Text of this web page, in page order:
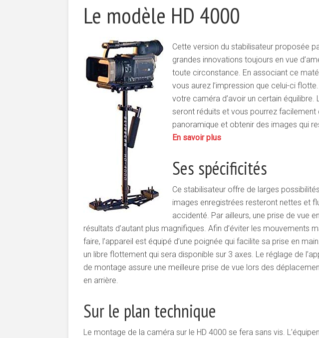
Le modèle HD 4000
Cette version du stabilisateur proposée
grandes innovations toujours en vue
toute circonstance. En associant ce
vous aurez l’impression que celui-ci
votre caméra d’avoir un certain
seront réduits et vous pourrez
panoramique et obtenir des images qui
En savoir plus
Ses spécificités
Ce stabilisateur offre de larges
images enregistrées resteront nettes et
accidenté. Par ailleurs, une prise de vue
résultats d’autant plus magnifiques. Afin d’éviter les mouvements
faire, l’appareil est équipé d’une poignée qui facilite sa prise en
un libre flottement qui sera disponible sur 3 axes. Le réglage de
de montage assure une meilleure prise de vue lors des
en arrière.
Sur le plan technique
Le montage de la caméra sur le HD 4000 se fera sans vis.